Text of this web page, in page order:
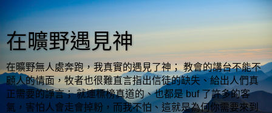
在曠野遇見神
在曠野無人處奔跑，我真實的遇見了神； 教會的講台不能不
顧人的情面，牧者也很難直言指出信徒的缺失、給出人們真
正需要的諍言； 就連標榜真道的、也都是 buf 了許多的客
氣，害怕人會走會掉粉，而我不怕、這就是為何你需要來到